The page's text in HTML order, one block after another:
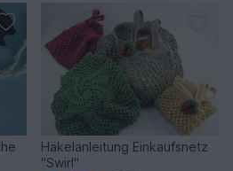
Häkelanleitung Einkaufsnetz
"Swirl"